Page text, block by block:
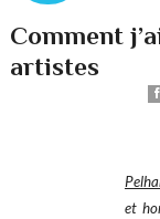
Comment
artistes
et